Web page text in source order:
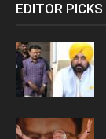
EDITOR PICKS